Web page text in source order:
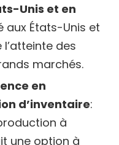
Unis et en
aux États-Unis et
des
marchés.
en
d’inventaire:
à
une option à